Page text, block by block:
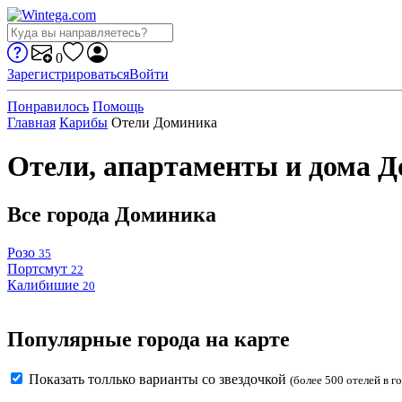
0
ЗарегистрироватьсяВойти
Понравилось Помощь
Главная Карибы Отели Доминика
Отели, апартаменты и дома
Все города Доминика
Розо 35
Портсмут 22
Калибишие 20
Популярные города на карте
Показать толлько варианты со звездочкой (более 500 отелей в